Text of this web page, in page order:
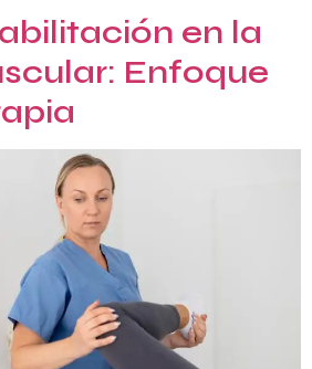
en la
Enfoque